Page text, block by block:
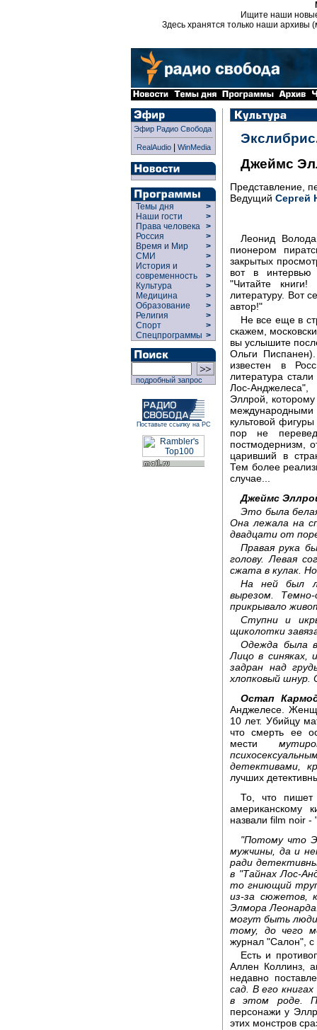
Ищите наши
Здесь хранятся только наши архивы
Эфир Радио Свобода
RealAudio| WinMedia
Темы дня
>
Наши гости
>
Права человека >
Россия
>
Время и Мир
>
СМИ
>
История и
современность
>
>
Культура
>
Медицина
>
Образование
>
Религия
>
Спорт
>
Спецпрограммы >
подробный запрос
Поставьте ссылку на РС
Экслибрис
Джеймс
Представление,
Ведущий Сергей
Леонид
пионером
закрытых
вот в интервью
"Читайте
литературу. Вот
автор!"
Не все еще в
скажем,
вы услышите
Ольги
известен в
литература
Лос-
Эллрой, которому
международными
культовой
пор не
постмодернизм,
царивший в
Тем более
случае...
Джеймс
Это была
Она лежала на
двадцати от
Правая рука
голову. Левая
сжата в кулак.
На ней был
вырезом.
прикрывало
Ступни и
щиколотки
Одежда была
Лицо в синяках,
задран над
хлопковый шнур.
Остап
Анджелесе.
10 лет. Убийцу
что смерть ее
мести
детективами,
лучших
То, что
американскому
назвали film noir
"Потому что
мужчины, да и
ради
в "Тайнах Лос-
то гниющий
из-за сюжетов,
Элмора
могут быть
тому, до чего
журнал "Салон", с
Есть и
Аллен Коллинз,
недавно
сад. В его
в этом роде.
персонажи у
этих монстров